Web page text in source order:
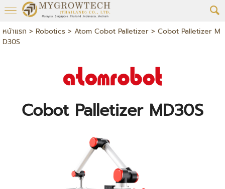
หน้าแรก > Robotics> Atom Cobot Palletizer> Cobot Palletizer M
D30S
Cobot Palletizer MD30S